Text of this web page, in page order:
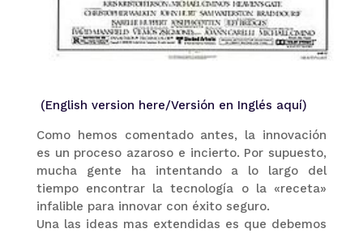
(English version here/Versión en Inglés aquí)
Como hemos comentado antes, la innovación
es un proceso azaroso e incierto. Por supuesto,
mucha gente ha intentando a lo largo del
tiempo encontrar la tecnología o la «receta»
infalible para innovar con éxito seguro.
Una las ideas mas extendidas es que debemos